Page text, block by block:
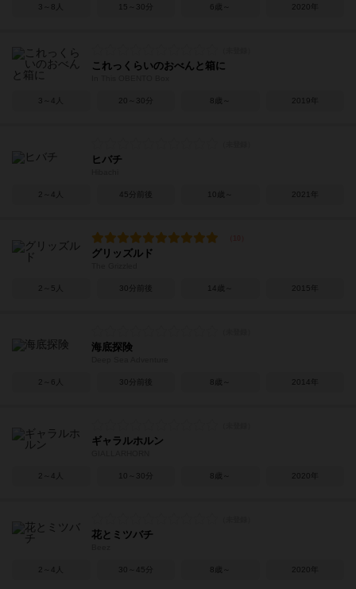
3～8人 15～30分 6歳～ 2020年
これっくらいのおべんと箱に
3～4人 20～30分 8歳～ 2019年
ヒバチ
2～4人 45分前後 10歳～ 2021年
グリッズルド
2～5人 30分前後 14歳～ 2015年
海底探険
2～6人 30分前後 8歳～ 2014年
ギャラルホルン
2～4人 10～30分 8歳～ 2020年
花とミツバチ
2～4人 30～45分 8歳～ 2020年